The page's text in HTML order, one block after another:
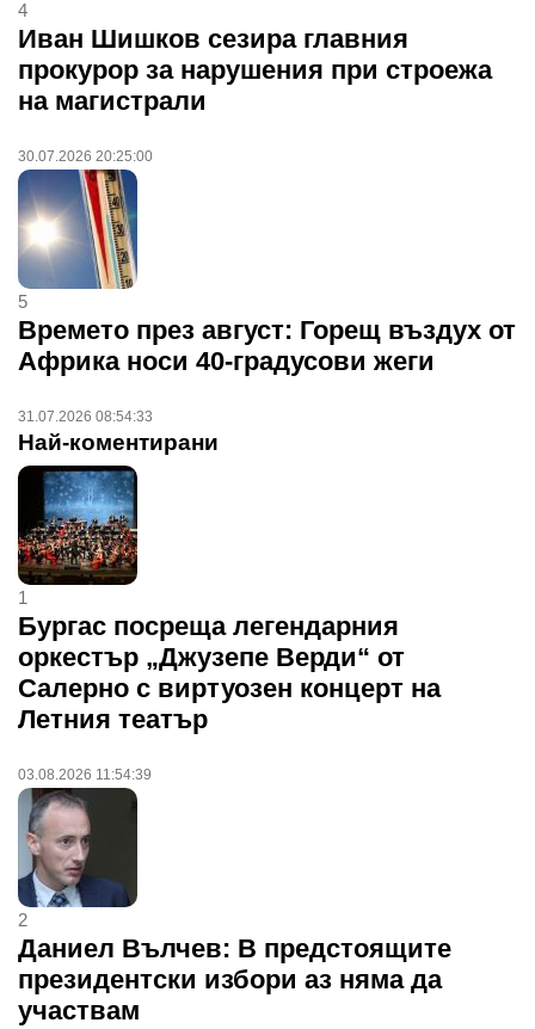
4
Иван Шишков сезира главния
прокурор за нарушения при строежа
на магистрали
30.07.2026 20:25:00
5
Времето през август: Горещ въздух от
Африка носи 40-градусови жеги
31.07.2026 08:54:33
Най-коментирани
1
Бургас посреща легендарния
оркестър „Джузепе Верди“ от
Салерно с виртуозен концерт на
Летния театър
03.08.2026 11:54:39
2
Даниел Вълчев: В предстоящите
президентски избори аз няма да
участвам